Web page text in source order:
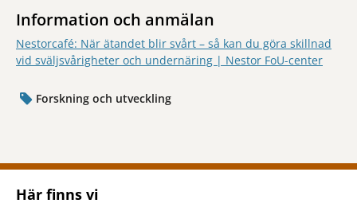
Information och anmälan
Nestorcafé: När ätandet blir svårt – så kan du göra skillnad
vid sväljsvårigheter och undernäring | Nestor FoU-center
Forskning och utveckling
Här finns vi